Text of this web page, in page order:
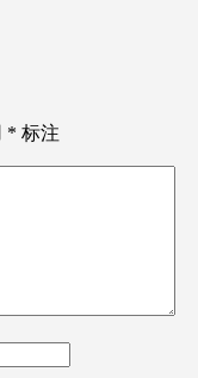
* 标注